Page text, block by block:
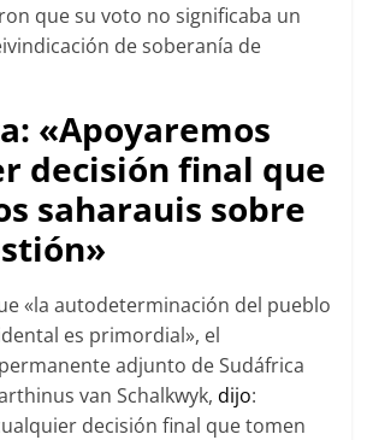
que su voto no significaba un
de soberanía de
«Apoyaremos
decisión final que
saharauis sobre
«la autodeterminación del pueblo
es primordial», el
adjunto de Sudáfrica
van Schalkwyk, dijo:
decisión final que tomen